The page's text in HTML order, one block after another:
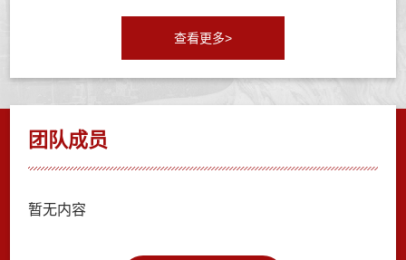
查看更多>
团队成员
暂无内容